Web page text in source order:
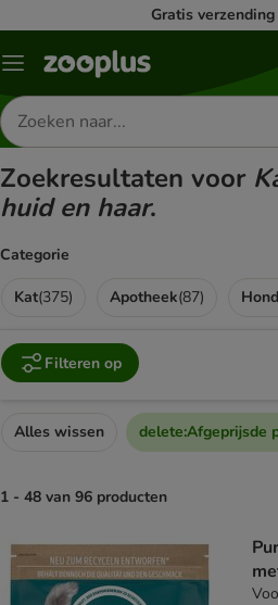
Gratis
Menu
Zoeken
naar
producten
Zoekresultaten voor
huid en haar.
Categorie
Kat(375) Apotheek(87) Hond
Filteren op
Alles wissen delete:Afgeprijsde
1 - 48 van 96 producten